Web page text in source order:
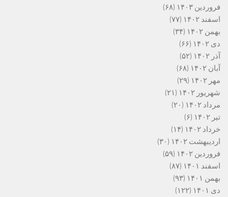
فروردین ۱۴۰۳
(۶۸)
اسفند ۱۴۰۲
(۷۷)
بهمن ۱۴۰۲
(۳۴)
دی ۱۴۰۲
(۶۶)
آذر ۱۴۰۲
(۵۲)
آبان ۱۴۰۲
(۶۸)
مهر ۱۴۰۲
(۲۹)
شهریور ۱۴۰۲
(۲۱)
مرداد ۱۴۰۲
(۲۰)
تیر ۱۴۰۲
(۶)
خرداد ۱۴۰۲
(۱۴)
اردیبهشت ۱۴۰۲
(۳۰)
فروردین ۱۴۰۲
(۵۹)
اسفند ۱۴۰۱
(۸۷)
بهمن ۱۴۰۱
(۹۳)
دی ۱۴۰۱
(۱۲۲)